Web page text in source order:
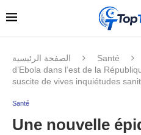
الصفحة الرئيسية Santé
d’Ebola dans l’est de la
suscite de vives inquiétudes
Santé
Une nouvelle